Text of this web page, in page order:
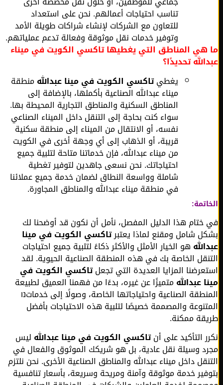
تناسب احتياجات أعمالهم. نحن على استعداد
للتعاون مع الشركات لإنشاء شراكات طويلة الأمد
وتوفير خدمات نقل موثوقة وفعالة تدعم عملياتهم.
المناطق التي يغطيها تاكسي الكويت في ميناء
تحديدًا؟
يغطيتاكسي الكويت في مينا عبداللهمنطقة
ميناء عبدالله الصناعية بأكملها، بالإضافة إلى
المناطق السكنية والمناطق التجارية المحيطة بها.
سواء كنت بحاجة إلى التنقل داخل الميناء الصناعي
نفسه، أو الانتقال من الميناء إلى منطقة سكنية
قريبة، أو الذهاب إلى أي وجهة أخرى في الكويت
من ميناء عبدالله، فإن خدماتنا متاحة لتلبية جميع
احتياجاتك. نحن نسعى جاهدين لتوفير تغطية
شاملة وواسعة النطاق لضمان خدمة جميع عملائنا
في منطقة ميناء عبدالله والمناطق المجاورة.
هذا الدليل المفصل، نأمل أن نكون قد أوضحنا لك
شامل ومقنع لماذا يعتبرتاكسي الكويت في مينا
هو الخيار الأمثل والأكثر ذكاءً لتلبية جميع احتياجات
الخاصة بك في هذه المنطقة الصناعية الحيوية. لقد
المزايا العديدة التي تجعلتاكسي الكويت في
عبداللهمتميزًا عن غيره، بدءًا من فهمنا العميق لطبيعة
الصناعية واحتياجاتها الخاصة، وصولًا إلى خدماتנו
والمصممة خصيصًا لتلبية هذه الاحتياجات بأفضل
ممكنة.
التأكيد على أنتاكسي الكويت في مينا عبداللهليس
وسيلة نقل عادية، بل هو شريكك الموثوق والفعال في
داخل ميناء عبدالله والمناطق الصناعية الأخرى. نحن نلتزم
خدمة موثوقة وآمنة ومريحة وسريعة، بأسعار تنافسية